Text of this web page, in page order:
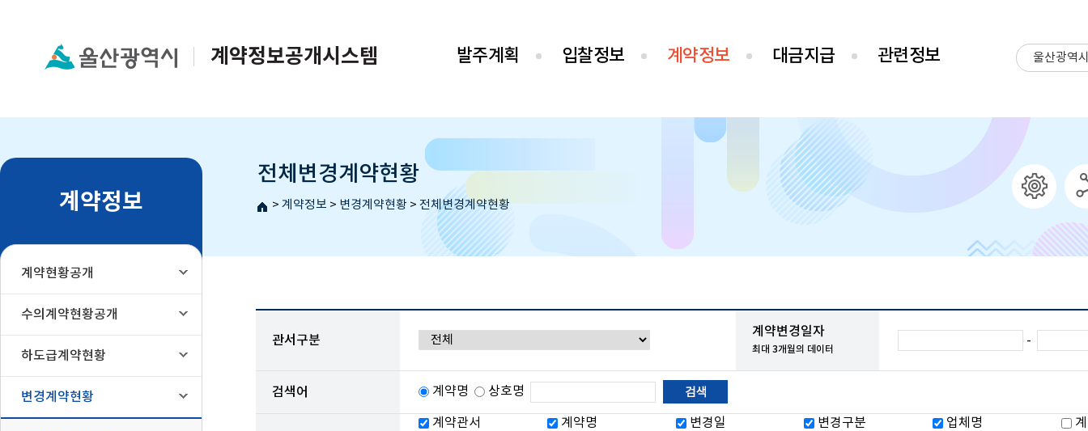
계약정보공개시스템 발주계획 입찰정보 계약정보 대금지급 관련정보 울산광역
계약정보
전체변경계약현황
home
> 계약정보 > 변경계약현황 > 전체변경계약현황
계약현황공개
수의계약현황공개
하도급계약현황
변경계약현황
관서구분
계약변경일자
최대 3개월의 데이터
-
검색어 계약명 상호명
계약관서 계약명 변경일 변경구분 업체명